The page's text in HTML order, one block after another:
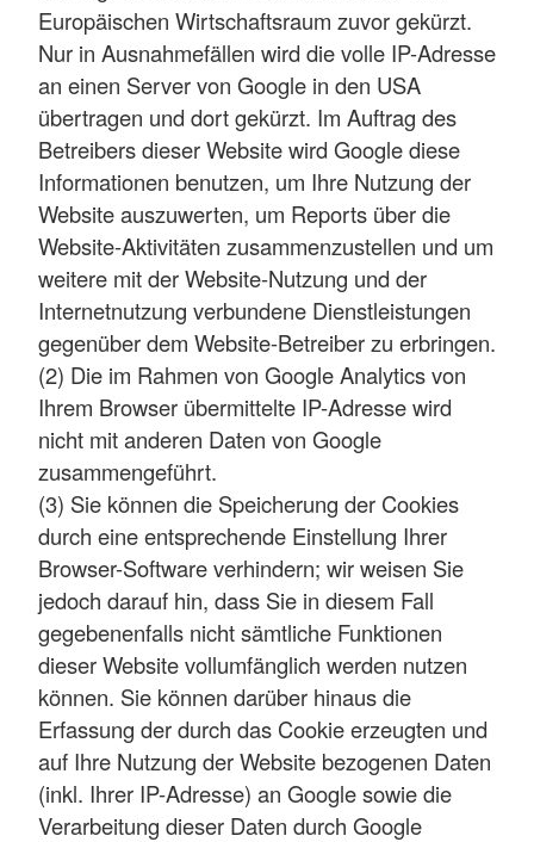
Europäischen Wirtschaftsraum zuvor gekürzt.
Nur in Ausnahmefällen wird die volle IP-Adresse
an einen Server von Google in den USA
übertragen und dort gekürzt. Im Auftrag des
Betreibers dieser Website wird Google diese
Informationen benutzen, um Ihre Nutzung der
Website auszuwerten, um Reports über die
Website-Aktivitäten zusammenzustellen und um
weitere mit der Website-Nutzung und der
Internetnutzung verbundene Dienstleistungen
gegenüber dem Website-Betreiber zu erbringen.
(2) Die im Rahmen von Google Analytics von
Ihrem Browser übermittelte IP-Adresse wird
nicht mit anderen Daten von Google
zusammengeführt.
(3) Sie können die Speicherung der Cookies
durch eine entsprechende Einstellung Ihrer
Browser-Software verhindern; wir weisen Sie
jedoch darauf hin, dass Sie in diesem Fall
gegebenenfalls nicht sämtliche Funktionen
dieser Website vollumfänglich werden nutzen
können. Sie können darüber hinaus die
Erfassung der durch das Cookie erzeugten und
auf Ihre Nutzung der Website bezogenen Daten
(inkl. Ihrer IP-Adresse) an Google sowie die
Verarbeitung dieser Daten durch Google